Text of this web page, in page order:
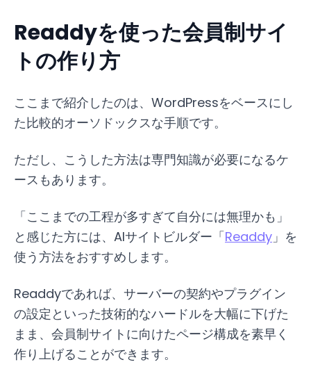
Readdyを使った会員制サイ
トの作り方
ここまで紹介したのは、WordPressをベースにし
た比較的オーソドックスな手順です。
ただし、こうした方法は専門知識が必要になるケ
ースもあります。
「ここまでの工程が多すぎて自分には無理かも」
と感じた方には、AIサイトビルダー「Readdy 」を
使う方法をおすすめします。
Readdyであれば、サーバーの契約やプラグイン
の設定といった技術的なハードルを大幅に下げた
まま、会員制サイトに向けたページ構成を素早く
作り上げることができます。